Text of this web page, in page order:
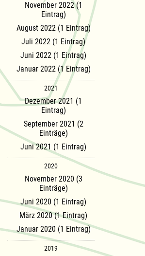
November 2022 (1
Eintrag)
August 2022 (1 Eintrag)
Juli 2022 (1 Eintrag)
Juni 2022 (1 Eintrag)
Januar 2022 (1 Eintrag)
2021
Dezember 2021 (1
Eintrag)
September 2021 (2
Einträge)
Juni 2021 (1 Eintrag)
2020
November 2020 (3
Einträge)
Juni 2020 (1 Eintrag)
März 2020 (1 Eintrag)
Januar 2020 (1 Eintrag)
2019